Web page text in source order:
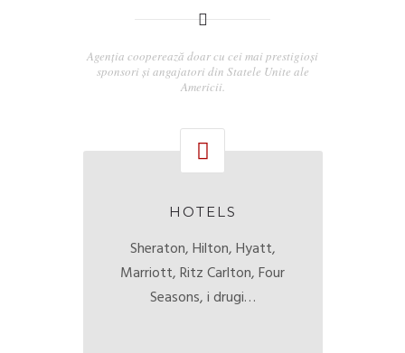
Agenția cooperează doar cu cei mai prestigioși
sponsori și angajatori din Statele Unite ale
Americii.
HOTELS
Sheraton, Hilton, Hyatt,
Marriott, Ritz Carlton, Four
Seasons, i drugi…